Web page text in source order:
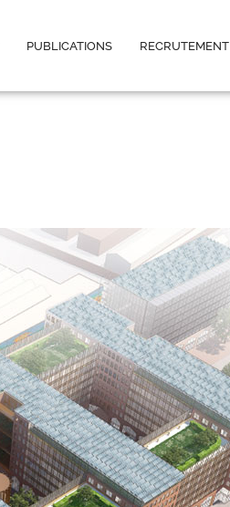
PUBLICATIONS RECRUTEMENT